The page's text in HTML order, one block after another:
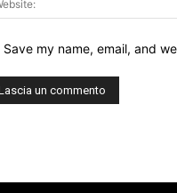
Save my name, email, and